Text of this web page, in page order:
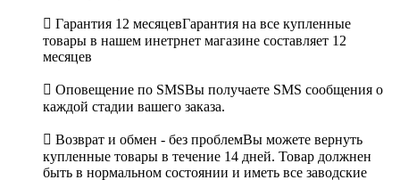
 Гарантия 12 месяцевГарантия на все купленные
товары в нашем инетрнет магазине составляет 12
месяцев
 Оповещение по SMSВы получаете SMS сообщения о
каждой стадии вашего заказа.
 Возврат и обмен - без проблемВы можете вернуть
купленные товары в течение 14 дней. Товар должнен
быть в нормальном состоянии и иметь все заводские